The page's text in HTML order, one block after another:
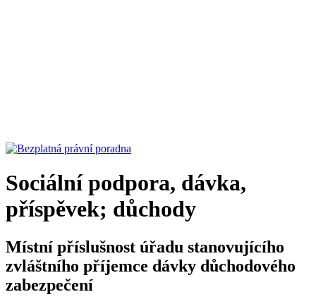
Sociální podpora, dávka,
příspěvek; důchody
Místní příslušnost úřadu stanovujícího
zvláštního příjemce dávky důchodového
zabezpečení